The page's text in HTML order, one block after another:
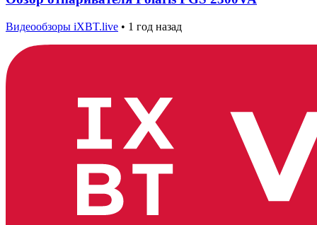
Видеообзоры iXBT.live • 1 год назад